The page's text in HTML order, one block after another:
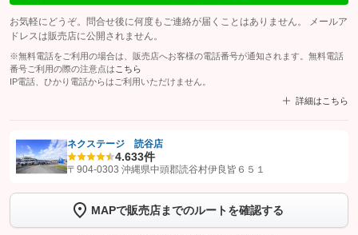
お気軽にどうぞ。問合せ後に何度もご連絡が届くことはありません。 メールア
ドレスは販売店に公開されません。
※無料電話をご利用の場合は、販売店へお客様の電話番号が通知されます。無料電話
番号ご利用の際の注意点は こちら
IP電話、ひかり電話からはご利用いただけません。
詳細はこちら
【STEP1】認証画面でグーネットを友だち追加してから「許可する」ボタンを押
トーク画面で
ボタンをタップして問い合わせを
完了してください。
ネクステージ 読谷店
4.633件
〒904-0303 沖縄県中頭郡読谷村伊良皆６５１
MAPで販売店までのルートを確認する